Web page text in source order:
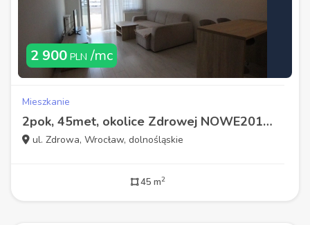
2 900 PLN /mc
Mieszkanie
2pok, 45met, okolice Zdrowej NOWE2017/WINDA/BALKON (Wrocław)
ul. Zdrowa, Wrocław, dolnośląskie
45 m2